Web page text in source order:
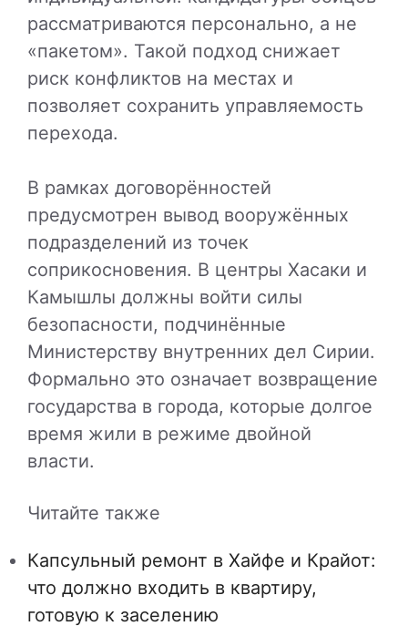
рассматриваются персонально, а не
«пакетом». Такой подход снижает
риск конфликтов на местах и
позволяет сохранить управляемость
перехода.
В рамках договорённостей
предусмотрен вывод вооружённых
подразделений из точек
соприкосновения. В центры Хасаки и
Камышлы должны войти силы
безопасности, подчинённые
Министерству внутренних дел Сирии.
Формально это означает возвращение
государства в города, которые долгое
время жили в режиме двойной
власти.
Читайте также
Капсульный ремонт в Хайфе и Крайот:
что должно входить в квартиру,
готовую к заселению